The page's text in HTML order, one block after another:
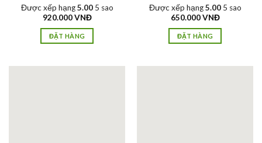
Được xếp hạng5.005 sao
920.000VNĐ
ĐẶT HÀNG
Được xếp hạng5.005 sao
650.000VNĐ
ĐẶT HÀNG